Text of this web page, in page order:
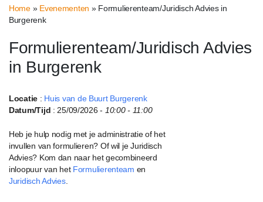
Home» Evenementen » Formulierenteam/Juridisch Advies in
Burgerenk
Formulierenteam/Juridisch Advies
in Burgerenk
Locatie : Huis van de Buurt Burgerenk
Datum/Tijd : 25/09/2026 - 10:00 - 11:00
Heb je hulp nodig met je administratie of het
invullen van formulieren? Of wil je Juridisch
Advies? Kom dan naar het gecombineerd
inloopuur van het Formulierenteam en
Juridisch Advies.